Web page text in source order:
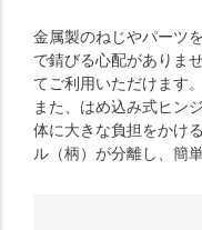
金属製のねじやパーツ
で錆びる心配がありま
てご利用いただけます。
また、はめ込み式ヒン
体に大きな負担をかけ
ル（柄）が分離し、簡